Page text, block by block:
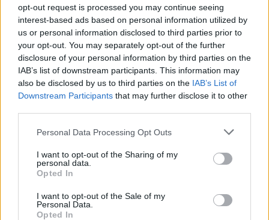
opt-out request is processed you may continue seeing
interest-based ads based on personal information utilized by
us or personal information disclosed to third parties prior to
your opt-out. You may separately opt-out of the further
disclosure of your personal information by third parties on the
IAB’s list of downstream participants. This information may
also be disclosed by us to third parties on the IAB’s List of
Downstream Participants that may further disclose it to other
Personal Data Processing Opt Outs
I want to opt-out of the Sharing of my
personal data.
Opted In
I want to opt-out of the Sale of my
Personal Data.
Opted In